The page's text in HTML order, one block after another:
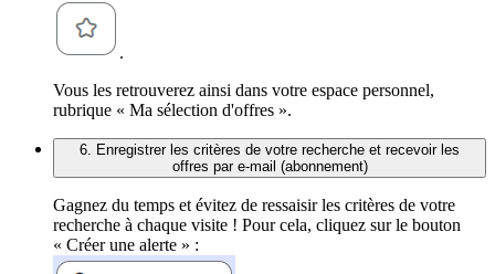
.
Vous les retrouverez ainsi dans votre espace personnel,
rubrique « Ma sélection d'offres ».
6. Enregistrer les critères de votre recherche et recevoir les
offres par e-mail (abonnement)
Gagnez du temps et évitez de ressaisir les critères de votre
recherche à chaque visite ! Pour cela, cliquez sur le bouton
« Créer une alerte » :